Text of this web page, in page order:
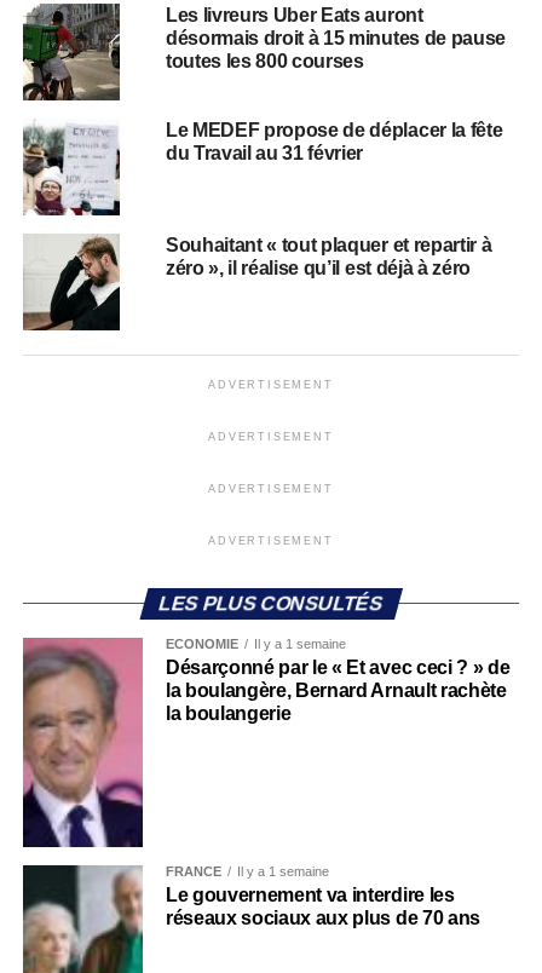
Les livreurs Uber Eats auront
désormais droit à 15 minutes de pause
toutes les 800 courses
Le MEDEF propose de déplacer la fête
du Travail au 31 février
Souhaitant « tout plaquer et repartir à
zéro », il réalise qu’il est déjà à zéro
ADVERTISEMENT
ADVERTISEMENT
ADVERTISEMENT
ADVERTISEMENT
LES PLUS CONSULTÉS
ECONOMIE Il y a 1 semaine
Désarçonné par le « Et avec ceci ? » de
la boulangère, Bernard Arnault rachète
la boulangerie
FRANCE Il y a 1 semaine
Le gouvernement va interdire les
réseaux sociaux aux plus de 70 ans